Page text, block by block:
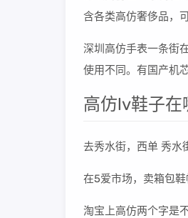
含各类高仿奢侈品，
深圳高仿手表一条街
使用不同。有国产机
高仿lv鞋子在
去秀水街，西单 秀水
在5爱市场，卖箱包
淘宝上高仿两个字是